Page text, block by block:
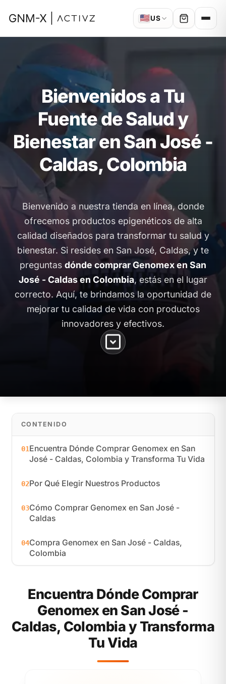
🇺🇸US
Bienvenidos a Tu
Fuente de Salud y
Bienestar en San José -
Caldas, Colombia
Bienvenido a nuestra tienda en línea, donde
ofrecemos productos epigenéticos de alta
calidad diseñados para transformar tu salud y
bienestar. Si resides en San José, Caldas, y te
preguntas dónde comprar Genomex en San
José - Caldas en Colombia, estás en el lugar
correcto. Aquí, te brindamos la oportunidad de
mejorar tu calidad de vida con productos
innovadores y efectivos.
CONTENIDO
01Encuentra Dónde Comprar Genomex en San
José - Caldas, Colombia y Transforma Tu Vida
02Por Qué Elegir Nuestros Productos
03Cómo Comprar Genomex en San José -
Caldas
04Compra Genomex en San José - Caldas,
Colombia
Encuentra Dónde Comprar
Genomex en San José -
Caldas, Colombia y Transforma
Tu Vida